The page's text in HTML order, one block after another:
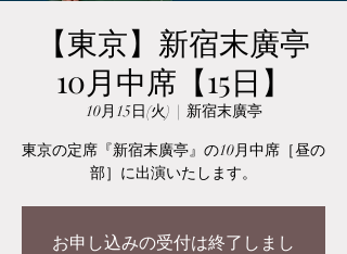
【東京】新宿末廣亭
10月中席【15日】
10月15日(火)
  |
新宿末廣亭
東京の定席『新宿末廣亭』の10月中席［昼の
部］に出演いたします。
お申し込みの受付は終了しまし